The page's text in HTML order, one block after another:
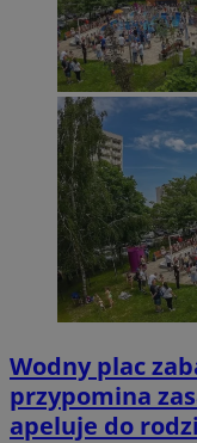
Wodny plac
przypomina
apeluje do